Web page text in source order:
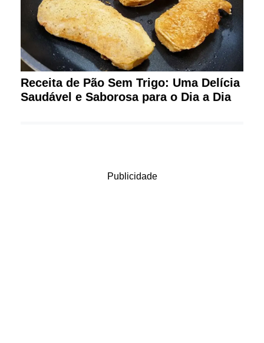
Receita de Pão Sem Trigo: Uma Delícia
Saudável e Saborosa para o Dia a Dia
Publicidade